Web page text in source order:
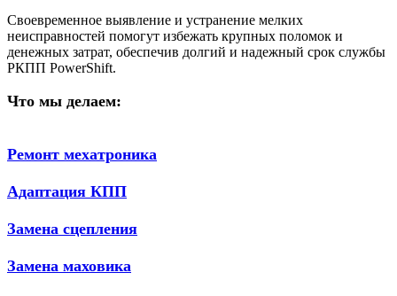
Своевременное выявление и устранение мелких
неисправностей помогут избежать крупных поломок и
денежных затрат, обеспечив долгий и надежный срок службы
РКПП PowerShift.
Что мы делаем:
Ремонт мехатроника
Адаптация КПП
Замена сцепления
Замена маховика